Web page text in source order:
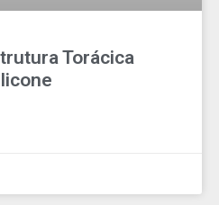
Torácica